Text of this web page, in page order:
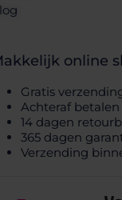
online
Gratis
Achteraf
14 dagen
365 dagen
Verzending